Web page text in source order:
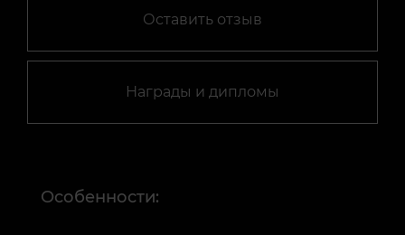
Оставить отзыв
Награды и дипломы
Особенности: